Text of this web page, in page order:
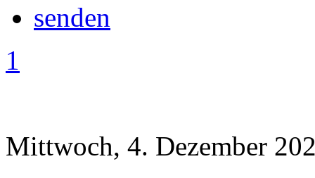
1
Mittwoch, 4. Dezember